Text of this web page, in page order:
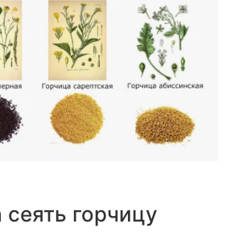
сеять горчицу